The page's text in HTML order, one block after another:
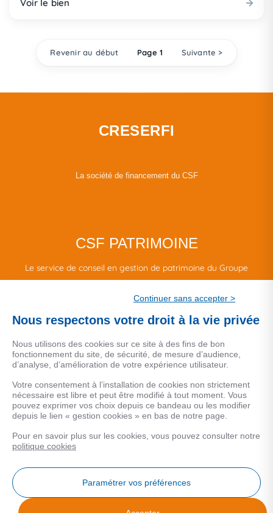
Voir le bien
Revenir au début Page 1 Suivante >
CRESERFI
La société de financement du CSF
CSF PATRIMOINE
Le service de conseil en gestion de patrimoine du Groupe
MENTIONS LEGALES
Données personnelles
COOKIES
Continuer sans accepter >
Nous respectons votre droit à la vie privée
Nous utilisons des cookies sur ce site à des fins de bon
fonctionnement du site, de sécurité, de mesure d’audience,
d’analyse, d’amélioration de votre expérience utilisateur.
Votre consentement à l’installation de cookies non strictement
nécessaire est libre et peut être modifié à tout moment. Vous
pouvez exprimer vos choix depuis ce bandeau ou les modifier
depuis le lien « gestion cookies » en bas de notre page.
Pour en savoir plus sur les cookies, vous pouvez consulter notre
politique cookies
Paramétrer vos préférences